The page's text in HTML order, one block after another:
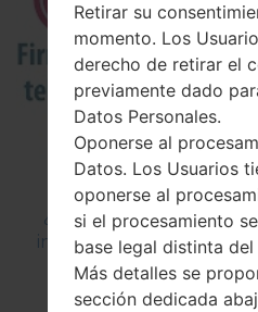
¿Cómo instalar
inteligente de LG
Retirar su
momento. Los
derecho de retirar el
previamente dado
Datos Personales.
Oponerse al
Datos. Los Usuarios
oponerse al
si el procesamiento
base legal distinta
Más detalles se
sección dedicada